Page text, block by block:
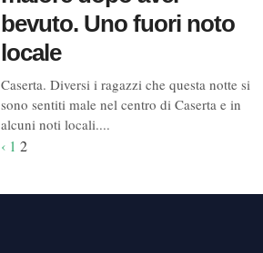
bevuto. Uno fuori noto
locale
Caserta. Diversi i ragazzi che questa notte si
sono sentiti male nel centro di Caserta e in
alcuni noti locali....
Navigazione
‹ 1 2